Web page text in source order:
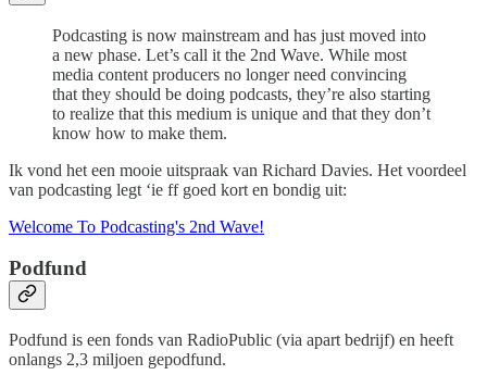
Podcasting is now mainstream and has just moved into
a new phase. Let’s call it the 2nd Wave. While most
media content producers no longer need convincing
that they should be doing podcasts, they’re also starting
to realize that this medium is unique and that they don’t
know how to make them.
Ik vond het een mooie uitspraak van Richard Davies. Het voordeel
van podcasting legt ‘ie ff goed kort en bondig uit:
Welcome To Podcasting's 2nd Wave!
Podfund
Podfund is een fonds van RadioPublic (via apart bedrijf) en heeft
onlangs 2,3 miljoen gepodfund.